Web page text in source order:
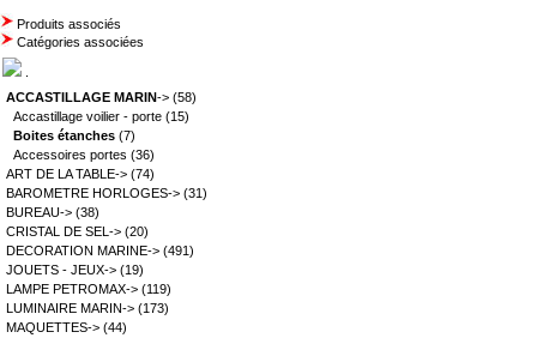
Produits associés
Catégories associées
ACCASTILLAGE MARIN-> (58)
Accastillage voilier - porte (15)
Boites étanches (7)
Accessoires portes (36)
ART DE LA TABLE-> (74)
BAROMETRE HORLOGES-> (31)
BUREAU-> (38)
CRISTAL DE SEL-> (20)
DECORATION MARINE-> (491)
JOUETS - JEUX-> (19)
LAMPE PETROMAX-> (119)
LUMINAIRE MARIN-> (173)
MAQUETTES-> (44)